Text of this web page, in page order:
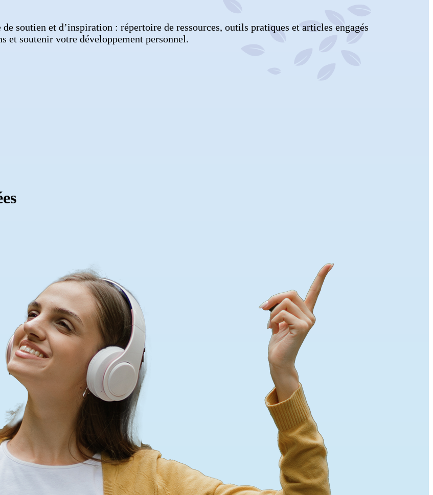
soutien et d’inspiration : répertoire de ressources, outils pratiques et articles engagés
et soutenir votre développement personnel.